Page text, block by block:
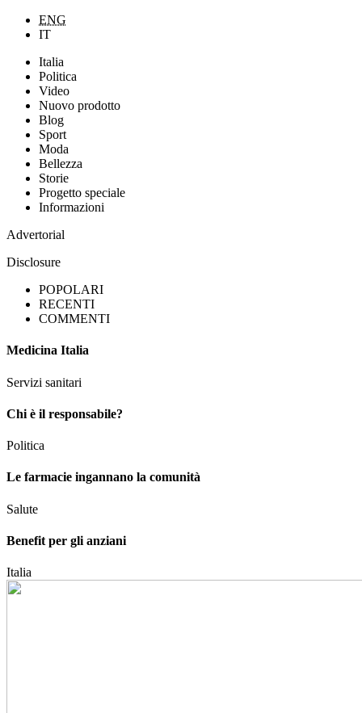
ENG
IT
Italia
Politica
Video
Nuovo prodotto
Blog
Sport
Moda
Bellezza
Storie
Progetto speciale
Informazioni
Advertorial
Disclosure
POPOLARI
RECENTI
COMMENTI
Medicina Italia
Servizi sanitari
Chi è il responsabile?
Politica
Le farmacie ingannano la comunità
Salute
Benefit per gli anziani
Italia